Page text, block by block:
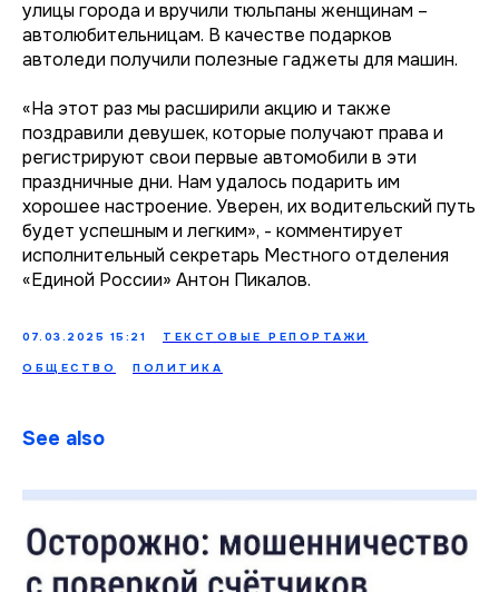
улицы города и вручили тюльпаны женщинам –
автолюбительницам. В качестве подарков
автоледи получили полезные гаджеты для машин.
«На этот раз мы расширили акцию и также
поздравили девушек, которые получают права и
регистрируют свои первые автомобили в эти
праздничные дни. Нам удалось подарить им
хорошее настроение. Уверен, их водительский путь
будет успешным и легким», - комментирует
исполнительный секретарь Местного отделения
«Единой России» Антон Пикалов.
07.03.2025 15:21 ТЕКСТОВЫЕ РЕПОРТАЖИ
ОБЩЕСТВО ПОЛИТИКА
See also